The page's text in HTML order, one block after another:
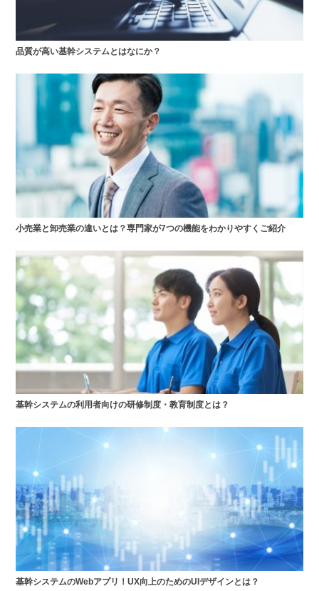
品質が高い基幹システムとはなにか？
小売業と卸売業の違いとは？専門家が7つの機能をわかりやすくご紹介
基幹システムの利用者向けの研修制度・教育制度とは？
基幹システムのWebアプリ！UX向上のためのUIデザインとは？